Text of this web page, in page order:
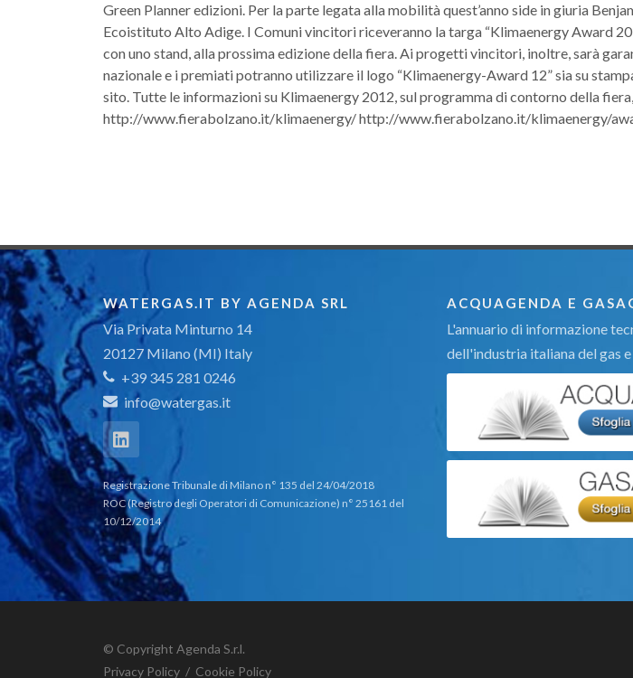
Green Planner edizioni. Per la parte legata alla mobilità quest’anno side in giuria
Ecoistituto Alto Adige. I Comuni vincitori riceveranno la targa “Klimaenergy Award
con uno stand, alla prossima edizione della fiera. Ai progetti vincitori, inoltre, sarà
nazionale e i premiati potranno utilizzare il logo “Klimaenergy-Award 12” sia su
sito. Tutte le informazioni su Klimaenergy 2012, sul programma di contorno della
http://www.fierabolzano.it/klimaenergy/ http://www.fierabolzano.it/klimaenergy/
WATERGAS.IT BY AGENDA SRL
Via Privata Minturno 14
20127 Milano (MI) Italy
+39 345 281 0246
info@watergas.it
Registrazione Tribunale di Milano n° 135 del 24/04/2018
ROC (Registro degli Operatori di Comunicazione) n° 25161 del
10/12/2014
ACQUAGENDA E
L'annuario di informazione
dell'industria italiana del gas
© Copyright Agenda S.r.l.
Privacy Policy / Cookie Policy